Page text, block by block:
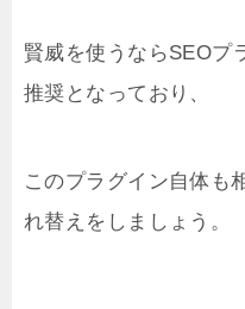
賢威を使うならSEOプ
推奨となっており、
このプラグイン自体も
れ替えをしましょう。